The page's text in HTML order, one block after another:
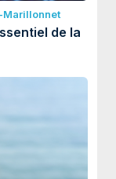
Marillonnet
de la